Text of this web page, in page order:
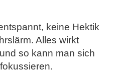
keine Hektik
Alles wirkt
so kann man sich